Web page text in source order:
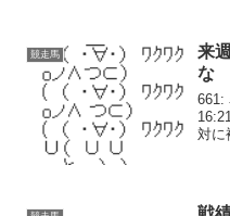
競走馬
来
な
661:
対に